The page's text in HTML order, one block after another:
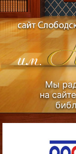
Мы
на
Узнать